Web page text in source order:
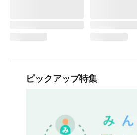
ピックアップ特集